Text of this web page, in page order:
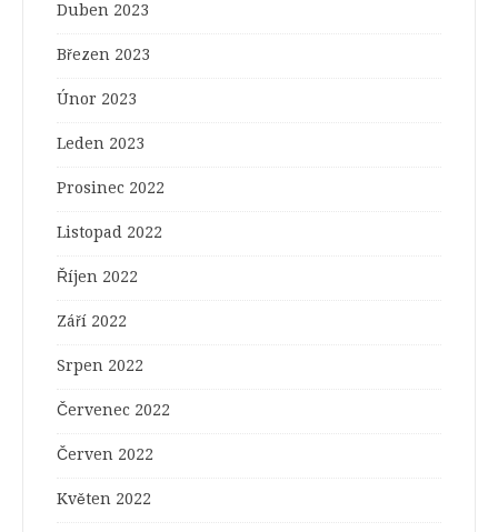
Duben 2023
Březen 2023
Únor 2023
Leden 2023
Prosinec 2022
Listopad 2022
Říjen 2022
Září 2022
Srpen 2022
Červenec 2022
Červen 2022
Květen 2022